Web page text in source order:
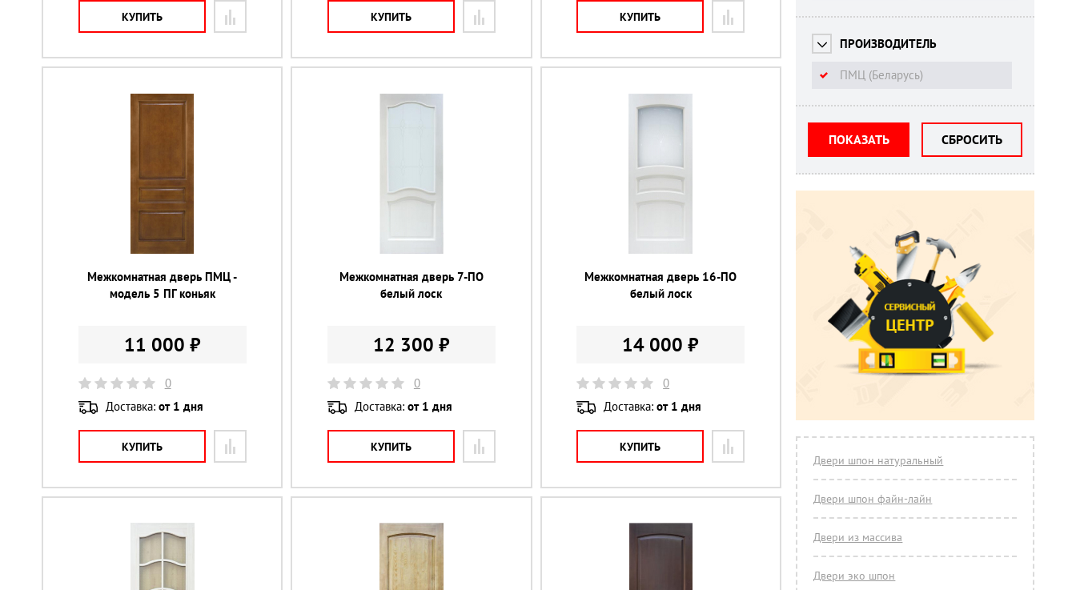
КУПИТЬ КУПИТЬ КУПИТЬ
Межкомнатная дверь ПМЦ -
модель 5 ПГ коньяк
11 000 ₽
0
Доставка: от 1 дня
КУПИТЬ
Межкомнатная дверь 7-ПО
белый лоск
12 300 ₽
0
Доставка: от 1 дня
КУПИТЬ
Межкомнатная дверь 16-ПО
белый лоск
14 000 ₽
0
Доставка:от 1 дня
КУПИТЬ
ПРОИЗВОДИТЕЛЬ
ПМЦ (Беларусь)
ПОКАЗАТЬ СБРОСИТЬ
Двери шпон натуральный
Двери шпон файн-лайн
Двери из массива
Двери эко шпон